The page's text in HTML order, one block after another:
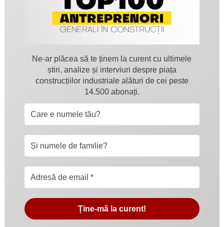
Ne-ar plăcea să te ținem la curent cu ultimele
știri, analize și interviuri despre piața
construcțiilor industriale alături de cei peste
14.500 abonați.